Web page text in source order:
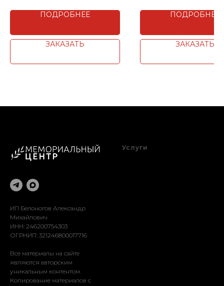
ПОДРОБНЕЕ
ЗАКАЗАТЬ
ПОДРОБНЕЕ
ЗАКАЗАТЬ
ИП Белоногов Александр
Михайлович
ИНН: 246200754303
ОГРНИП: 321246800017716
Все материалы на сайте
являются авторским
уникальным контентом.
Копирование материалов с
Услуги